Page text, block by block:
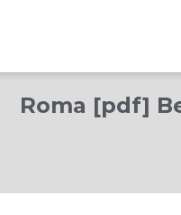
Roma [pdf]